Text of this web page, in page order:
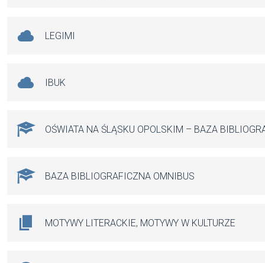
LEGIMI
IBUK
OŚWIATA NA ŚLĄSKU OPOLSKIM – BAZA
BAZA BIBLIOGRAFICZNA OMNIBUS
MOTYWY LITERACKIE, MOTYWY W KULTURZE